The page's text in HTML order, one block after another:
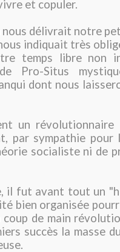
et copuler.
nous délivrait notre
indiquait très
temps libre non
Pro-Situs
dont nous
un
par sympathie pour
socialiste ni de
il fut avant tout un
bien organisée
de main
succès la masse